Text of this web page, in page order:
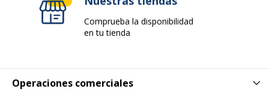
Operaciones comerciales
Comprueba la disponibilidad
en tu tienda